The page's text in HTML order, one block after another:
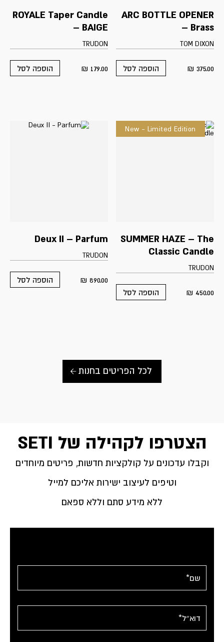
ARC BOTTLE OPENER
– Brass
TOM DIXON
375.00
₪ הוספה לסל
ROYALE Taper Candle
– BAIGE
TRUDON
179.00
₪ הוספה לסל
New - Limited Edition
SUMMER HAZE – The
Classic Candle
TRUDON
450.00
₪ הוספה לסל
Deux II – Parfum
TRUDON
890.00
₪ הוספה לסל
לכל הפריטים בחנות
הצטרפו לקהילה של SETI
וקבלו עדכונים על קולקציות חדשות, פריטים מיוחדים
וטיפים לעיצוב ישירות אליכם למייל
ללא מידע סתם וללא ספאם